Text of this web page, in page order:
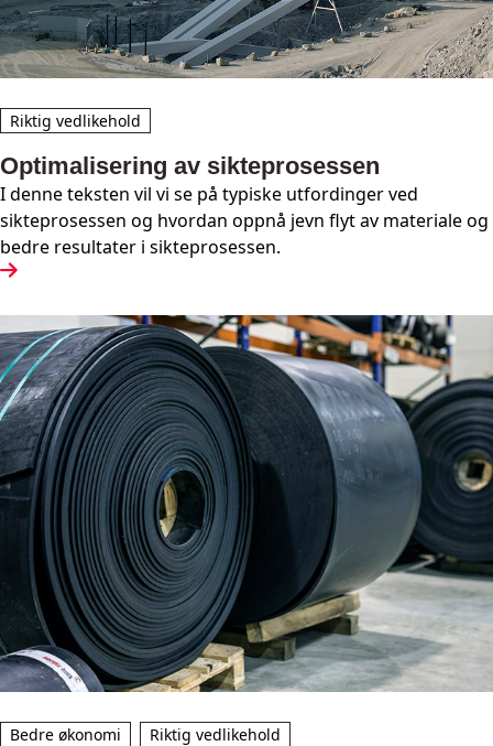
Riktig vedlikehold
Optimalisering av sikteprosessen
I denne teksten vil vi se på typiske utfordinger ved
sikteprosessen og hvordan oppnå jevn flyt av materiale og
bedre resultater i sikteprosessen.
Bedre økonomi Riktig vedlikehold